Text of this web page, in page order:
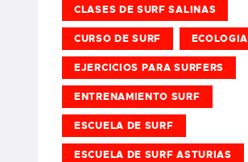
CLASES DE SURF SALINAS
CURSO DE SURF ECOLOGIA
EJERCICIOS PARA SURFERS
ENTRENAMIENTO SURF
ESCUELA DE SURF
ESCUELA DE SURF ASTURIAS